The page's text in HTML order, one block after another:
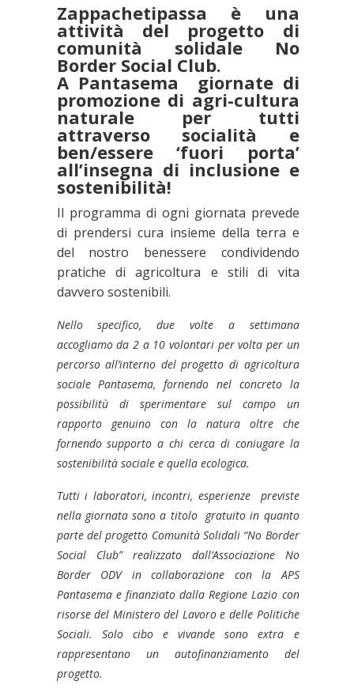
Zappachetipassa è una
attività del progetto di
comunità solidale No
Border Social Club.
A Pantasema giornate di
promozione di agri-cultura
naturale per tutti
attraverso socialità e
ben/essere ‘fuori porta’
all’insegna di inclusione e
sostenibilità!
Il programma di ogni giornata prevede
di prendersi cura insieme della terra e
del nostro benessere condividendo
pratiche di agricoltura e stili di vita
davvero sostenibili.
Nello specifico, due volte a settimana
accogliamo da 2 a 10 volontari per volta per un
percorso all’interno del progetto di agricoltura
sociale Pantasema, fornendo nel concreto la
possibilitù di sperimentare sul campo un
rapporto genuino con la natura oltre che
fornendo supporto a chi cerca di coniugare la
sostenibilità sociale e quella ecologica.
Tutti i laboratori, incontri, esperienze previste
nella giornata sono a titolo gratuito in quanto
parte del progetto Comunità Solidali “No Border
Social Club” realizzato dall’Associazione No
Border ODV in collaborazione con la APS
Pantasema e finanziato dalla Regione Lazio con
risorse del Ministero del Lavoro e delle Politiche
Sociali. Solo cibo e vivande sono extra e
rappresentano un autofinanziamento del
progetto.